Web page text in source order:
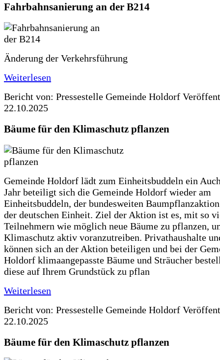
Fahrbahnsanierung an der B214
Änderung der Verkehrsführung
Weiterlesen
Bericht von: Pressestelle Gemeinde Holdorf
22.10.2025
Bäume für den Klimaschutz pflanzen
Gemeinde Holdorf lädt zum Einheitsbuddeln ein
Jahr beteiligt sich die Gemeinde Holdorf wieder am
Einheitsbuddeln, der bundesweiten
der deutschen Einheit. Ziel der Aktion ist es, mit so
Teilnehmern wie möglich neue Bäume zu pflanzen,
Klimaschutz aktiv voranzutreiben. Privathaushalte
können sich an der Aktion beteiligen und bei der
Holdorf klimaangepasste Bäume und Sträucher
diese auf Ihrem Grundstück zu pflan
Weiterlesen
Bericht von: Pressestelle Gemeinde Holdorf
22.10.2025
Bäume für den Klimaschutz pflanzen